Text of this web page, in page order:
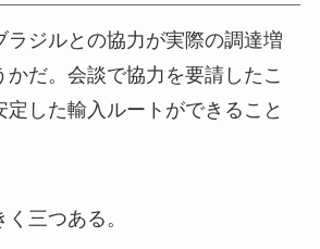
ラジルとの協力が実際の調達増
かだ。会談で協力を要請したこ
定した輸入ルートができること
三つある。